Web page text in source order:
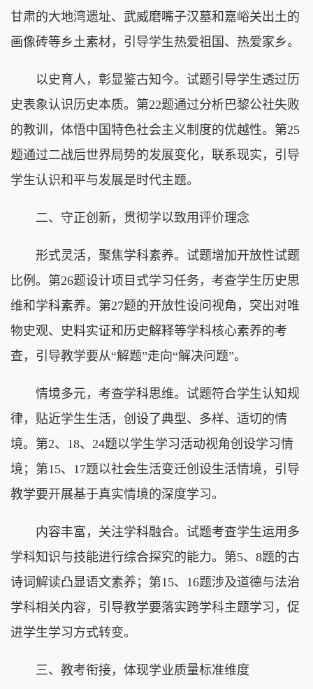
甘肃的大地湾遗址、武威磨嘴子汉墓和嘉峪关出土的
画像砖等乡土素材，引导学生热爱祖国、热爱家乡。
以史育人，彰显鉴古知今。试题引导学生透过历
史表象认识历史本质。第22题通过分析巴黎公社失败
的教训，体悟中国特色社会主义制度的优越性。第25
题通过二战后世界局势的发展变化，联系现实，引导
学生认识和平与发展是时代主题。
二、守正创新，贯彻学以致用评价理念
形式灵活，聚焦学科素养。试题增加开放性试题
比例。第26题设计项目式学习任务，考查学生历史思
维和学科素养。第27题的开放性设问视角，突出对唯
物史观、史料实证和历史解释等学科核心素养的考
查，引导教学要从“解题”走向“解决问题”。
情境多元，考查学科思维。试题符合学生认知规
律，贴近学生生活，创设了典型、多样、适切的情
境。第2、18、24题以学生学习活动视角创设学习情
境；第15、17题以社会生活变迁创设生活情境，引导
教学要开展基于真实情境的深度学习。
内容丰富，关注学科融合。试题考查学生运用多
学科知识与技能进行综合探究的能力。第5、8题的古
诗词解读凸显语文素养；第15、16题涉及道德与法治
学科相关内容，引导教学要落实跨学科主题学习，促
进学生学习方式转变。
三、教考衔接，体现学业质量标准维度